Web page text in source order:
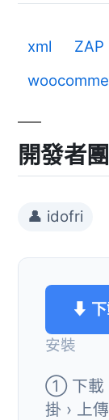
xml ZAP
開發者
👤 idofri
⬇ 下
安裝
① 下載
掛 › 上傳